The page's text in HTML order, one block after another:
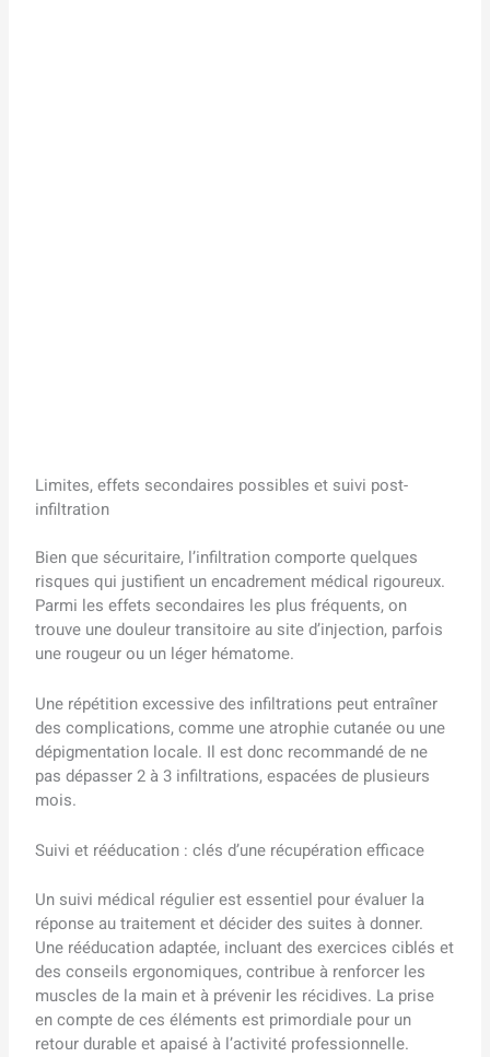
Limites, effets secondaires possibles et suivi post-
infiltration
Bien que sécuritaire, l’infiltration comporte quelques
risques qui justifient un encadrement médical rigoureux.
Parmi les effets secondaires les plus fréquents, on
trouve une douleur transitoire au site d’injection, parfois
une rougeur ou un léger hématome.
Une répétition excessive des infiltrations peut entraîner
des complications, comme une atrophie cutanée ou une
dépigmentation locale. Il est donc recommandé de ne
pas dépasser 2 à 3 infiltrations, espacées de plusieurs
mois.
Suivi et rééducation : clés d’une récupération efficace
Un suivi médical régulier est essentiel pour évaluer la
réponse au traitement et décider des suites à donner.
Une rééducation adaptée, incluant des exercices ciblés et
des conseils ergonomiques, contribue à renforcer les
muscles de la main et à prévenir les récidives. La prise
en compte de ces éléments est primordiale pour un
retour durable et apaisé à l’activité professionnelle.